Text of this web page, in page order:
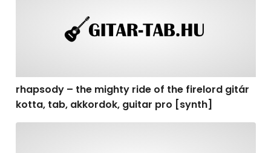
rhapsody – the mighty ride of the firelord gitár
kotta, tab, akkordok, guitar pro [synth]